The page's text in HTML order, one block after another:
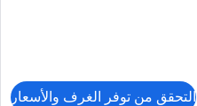
التحقق من توفر الغرف والأسعار